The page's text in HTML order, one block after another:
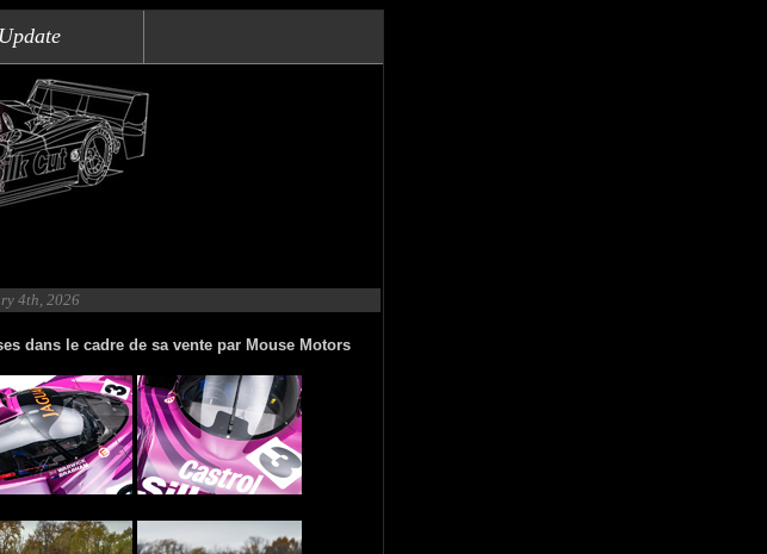
Update
4th, 2026
dans le cadre de sa vente par Mouse Motors